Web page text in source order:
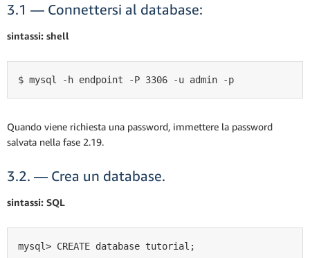
3.1 — Connettersi al database:
sintassi: shell
$ mysql -h endpoint -P 3306 -u admin -p
Quando viene richiesta una password, immettere la password
salvata nella fase 2.19.
3.2. — Crea un database.
sintassi: SQL
mysql> CREATE database tutorial;